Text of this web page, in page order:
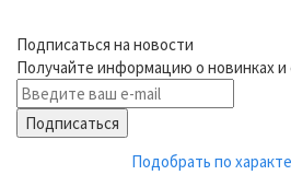
Подписаться на новости
Получайте информацию о новинках и
Подписаться
Подобрать по